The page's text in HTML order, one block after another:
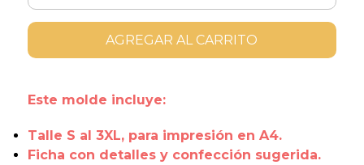
AGREGAR AL CARRITO
Este molde incluye:
Talle S al 3XL, para impresión en A4.
Ficha con detalles y confección sugerida.